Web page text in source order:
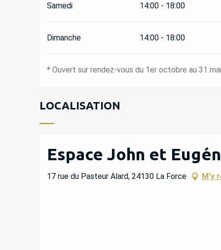
Samedi 14:00 - 18:00
Dimanche 14:00 - 18:00
* Ouvert sur rendez-vous du 1er octobre au 31
LOCALISATION
Espace John et
17 rue du Pasteur Alard, 24130 La Force M'y